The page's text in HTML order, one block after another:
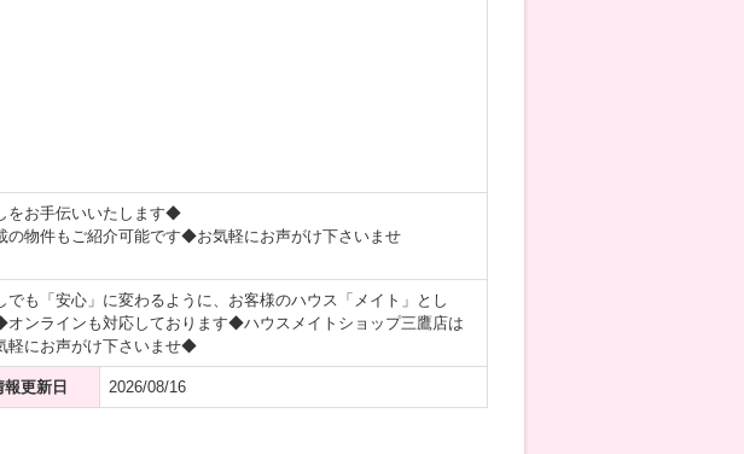
をお手伝いいたします◆
物件もご紹介可能です◆お気軽にお声がけ下さいませ
も「安心」に変わるように、お客様のハウス「メイト」とし
ンラインも対応しております◆ハウスメイトショップ三鷹店は
軽にお声がけ下さいませ◆
報更新日 2026/08/16